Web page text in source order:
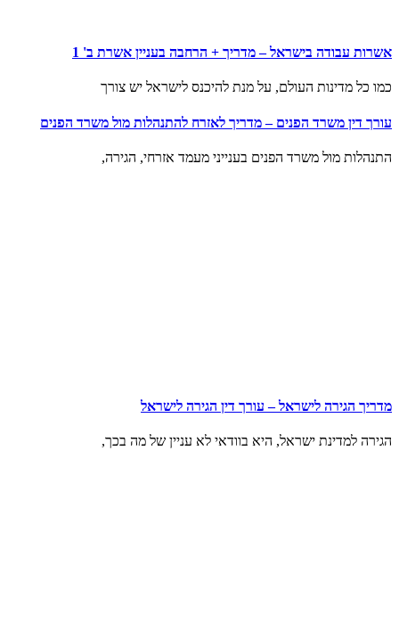
אשרות עבודה בישראל – מדריך + הרחבה בעניין אשרת ב' 1
כמו כל מדינות העולם, על מנת להיכנס לישראל יש צורך
עורך דין משרד הפנים – מדריך לאזרח להתנהלות מול משרד הפנים
התנהלות מול משרד הפנים בענייני מעמד אזרחי, הגירה,
מדריך הגירה לישראל – עורך דין הגירה לישראל
הגירה למדינת ישראל, היא בוודאי לא עניין של מה בכך,